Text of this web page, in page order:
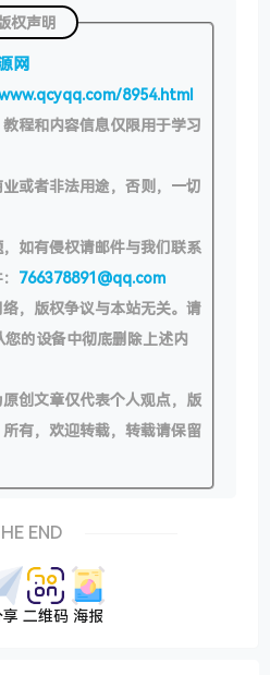
权声明
网
8954.html
程和内容信息仅限用于学习
或者非法用途，否则，一切
如有侵权请邮件与我们联系
766378891@qq.com
，版权争议与本站无关。请
的设备中彻底删除上述内
创文章仅代表个人观点，版
所有，欢迎转载，转载请保留
END
二维码 海报